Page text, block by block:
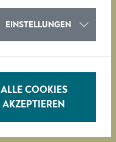
EINSTELLUNGEN
ALLE COOKIES
AKZEPTIEREN